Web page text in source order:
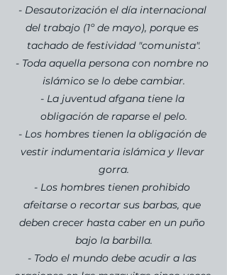
- Desautorización el día internacional
del trabajo (1º de mayo), porque es
tachado de festividad "comunista".
- Toda aquella persona con nombre no
islámico se lo debe cambiar.
- La juventud afgana tiene la
obligación de raparse el pelo.
- Los hombres tienen la obligación de
vestir indumentaria islámica y llevar
gorra.
- Los hombres tienen prohibido
afeitarse o recortar sus barbas, que
deben crecer hasta caber en un puño
bajo la barbilla.
- Todo el mundo debe acudir a las